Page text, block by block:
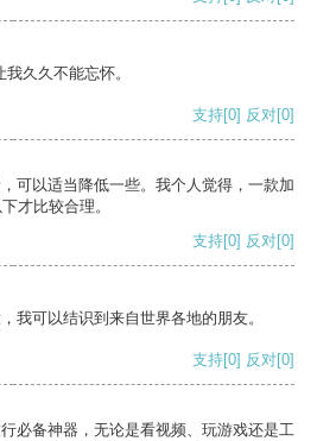
久久不能忘怀。
支持[0] 反对[0]
可以适当降低一些。我个人觉得，一款加
才比较合理。
支持[0] 反对[0]
我可以结识到来自世界各地的朋友。
支持[0] 反对[0]
必备神器，无论是看视频、玩游戏还是工